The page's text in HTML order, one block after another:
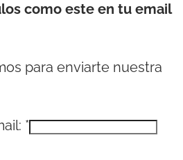
como este en tu email
para enviarte nuestra
*